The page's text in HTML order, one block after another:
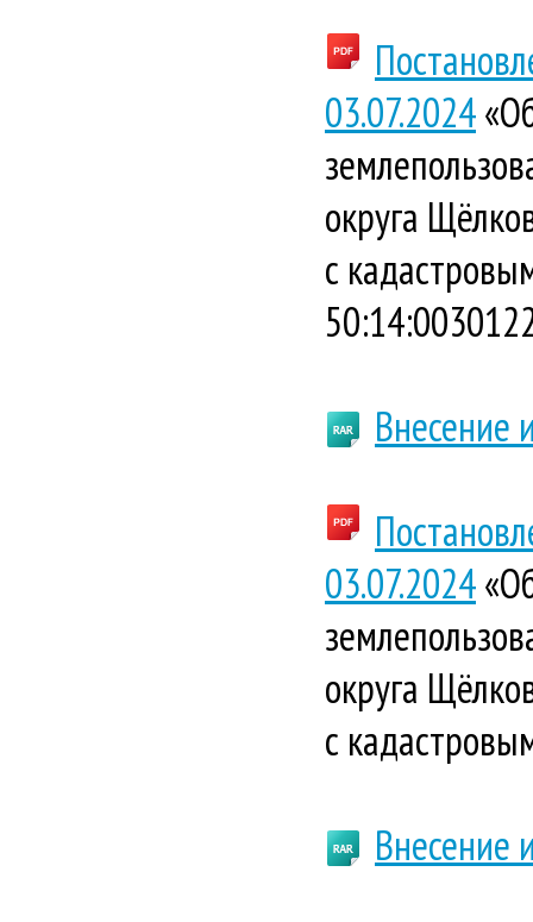
03.07.2024
округа
с
Внесение
03.07.2024
округа
с
Внесение